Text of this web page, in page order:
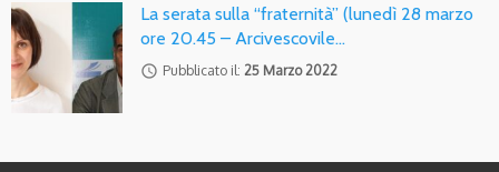
La serata sulla “fraternità” (lunedì 28 marzo
ore 20.45 – Arcivescovile…
access_time Pubblicato il: 25 Marzo 2022